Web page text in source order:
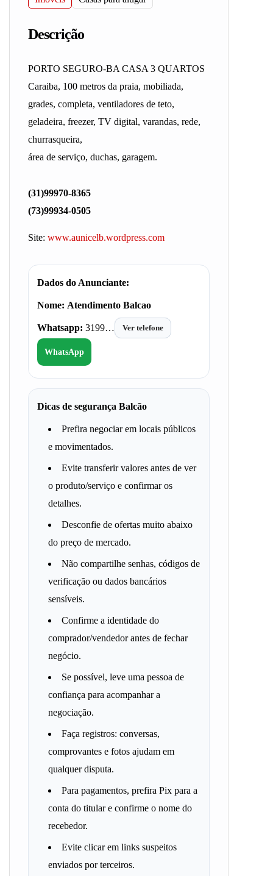
Descrição
PORTO SEGURO-BA CASA 3 QUARTOS
Caraiba, 100 metros da praia, mobiliada,
grades, completa, ventiladores de teto,
geladeira, freezer, TV digital, varandas, rede,
churrasqueira,
área de serviço, duchas, garagem.
(31)99970-8365
(73)99934-0505
Site: www.aunicelb.wordpress.com
Dados do Anunciante:
Nome: Atendimento Balcao
Whatsapp: 3199… Ver telefone
WhatsApp
Dicas de segurança Balcão
Prefira negociar em locais públicos
e movimentados.
Evite transferir valores antes de ver
o produto/serviço e confirmar os
detalhes.
Desconfie de ofertas muito abaixo
do preço de mercado.
Não compartilhe senhas, códigos de
verificação ou dados bancários
sensíveis.
Confirme a identidade do
comprador/vendedor antes de fechar
negócio.
Se possível, leve uma pessoa de
confiança para acompanhar a
negociação.
Faça registros: conversas,
comprovantes e fotos ajudam em
qualquer disputa.
Para pagamentos, prefira Pix para a
conta do titular e confirme o nome do
recebedor.
Evite clicar em links suspeitos
enviados por terceiros.